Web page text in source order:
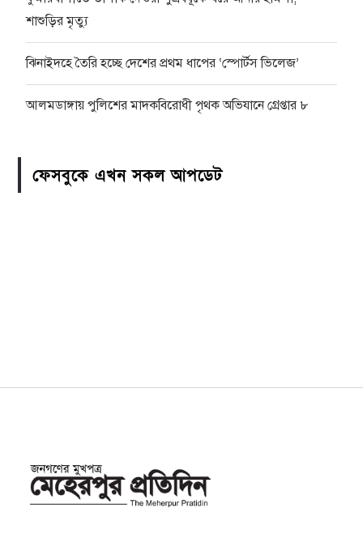
শাশুড়ির মৃত্যু
ঝিনাইদহে তৈরি হচ্ছে দেশের প্রথম ধাপের ‘স্পোর্টস ভিলেজ’
আলমডাঙ্গায় পুলিশের মাদকবিরোধী পৃথক অভিযানে গ্রেপ্তার ৮
ফেসবুকে এখন সকল আপডেট